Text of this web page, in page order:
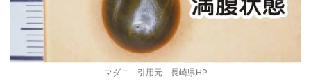
マダニ 引用元 長崎県HP